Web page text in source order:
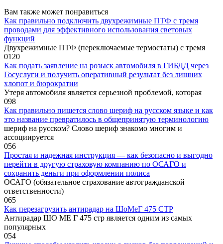
Вам также может понравиться
Как правильно подключить двухрежимные ПТФ с тремя
проводами для эффективного использования световых
функций
Двухрежимные ПТФ (переключаемые термостаты) с тремя
0120
Как подать заявление на розыск автомобиля в ГИБДД через
Госуслуги и получить оперативный результат без лишних
хлопот и бюрократии
Утеря автомобиля является серьезной проблемой, которая
098
Как правильно пишется слово шериф на русском языке и как
это название превратилось в общепринятую терминологию
шериф на русском? Слово шериф знакомо многим и
ассоциируется
056
Простая и надежная инструкция — как безопасно и выгодно
перейти в другую страховую компанию по ОСАГО и
сохранить деньги при оформлении полиса
ОСАГО (обязательное страхование автогражданской
ответственности)
065
Как перезагрузить антирадар на ШоМеГ 475 СТР
Антирадар ШО МЕ Г 475 стр является одним из самых
популярных
054